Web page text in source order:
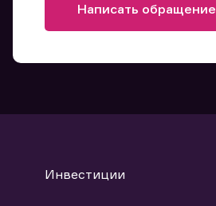
Написать обращение
Инвестиции